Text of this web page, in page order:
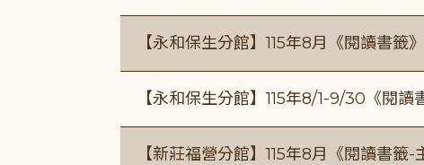
【永和保生分館】115年8月《閱讀書籤
【永和保生分館】115年8/1-9/30《閱
【新莊福營分館】115年8月《閱讀書